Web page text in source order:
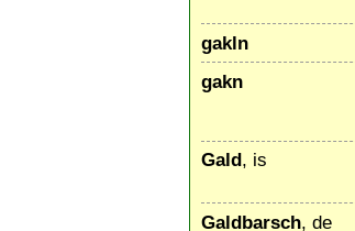
gakln
gakn
Gald, is
Galdbarsch, de